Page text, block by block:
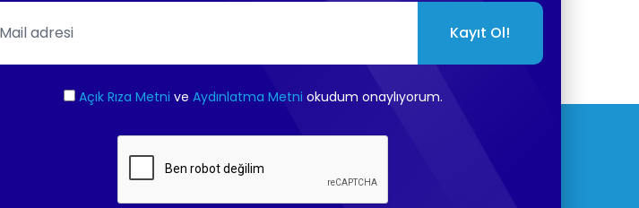
Kayıt Ol!
Açık Rıza Metni veAydınlatma Metni okudum onaylıyorum.